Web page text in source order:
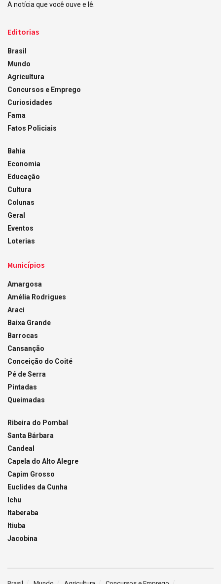
A notícia que você ouve e lê.
Editorias
Brasil
Mundo
Agricultura
Concursos e Emprego
Curiosidades
Fama
Fatos Policiais
Bahia
Economia
Educação
Cultura
Colunas
Geral
Eventos
Loterias
Municípios
Amargosa
Amélia Rodrigues
Araci
Baixa Grande
Barrocas
Cansanção
Conceição do Coité
Pé de Serra
Pintadas
Queimadas
Ribeira do Pombal
Santa Bárbara
Candeal
Capela do Alto Alegre
Capim Grosso
Euclides da Cunha
Ichu
Itaberaba
Itiuba
Jacobina